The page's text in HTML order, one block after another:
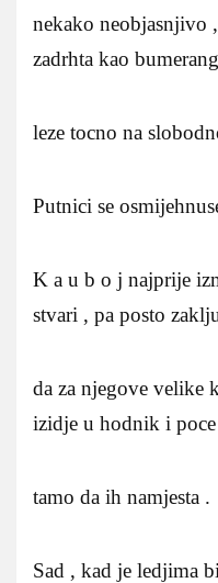
nekako neobjasnjivo
zadrhta kao
leze tocno na
Putnici se
K a u b o j najprije
stvari , pa posto
da za njegove velike
izidje u hodnik i poce
tamo da ih namjesta .
Sad , kad je ledjima